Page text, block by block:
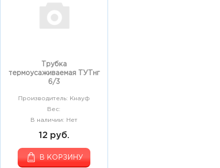
Трубка
термоусаживаемая ТУТнг
6/3
Производитель: Кнауф
Вес:
В наличии: Нет
12 руб.
В КОРЗИНУ